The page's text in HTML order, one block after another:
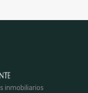
inmobiliarios